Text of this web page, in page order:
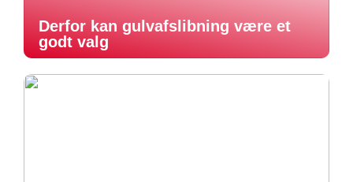
Derfor kan gulvafslibning være et
godt valg